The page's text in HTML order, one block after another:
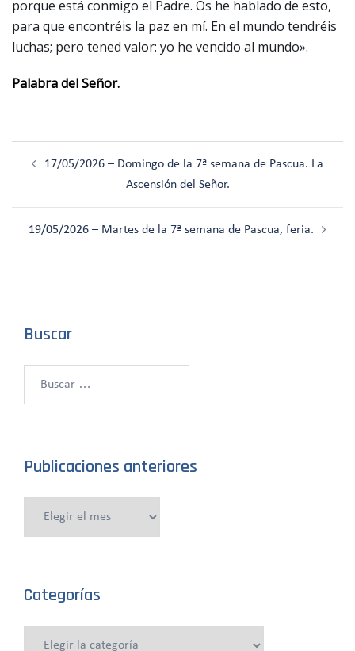
porque está conmigo el Padre. Os he hablado de esto,
para que encontréis la paz en mí. En el mundo tendréis
luchas; pero tened valor: yo he vencido al mundo».
Palabra del Señor.
17/05/2026 – Domingo de la 7ª semana de Pascua. La
Ascensión del Señor.
19/05/2026 – Martes de la 7ª semana de Pascua, feria.
Buscar
Publicaciones anteriores
Categorías